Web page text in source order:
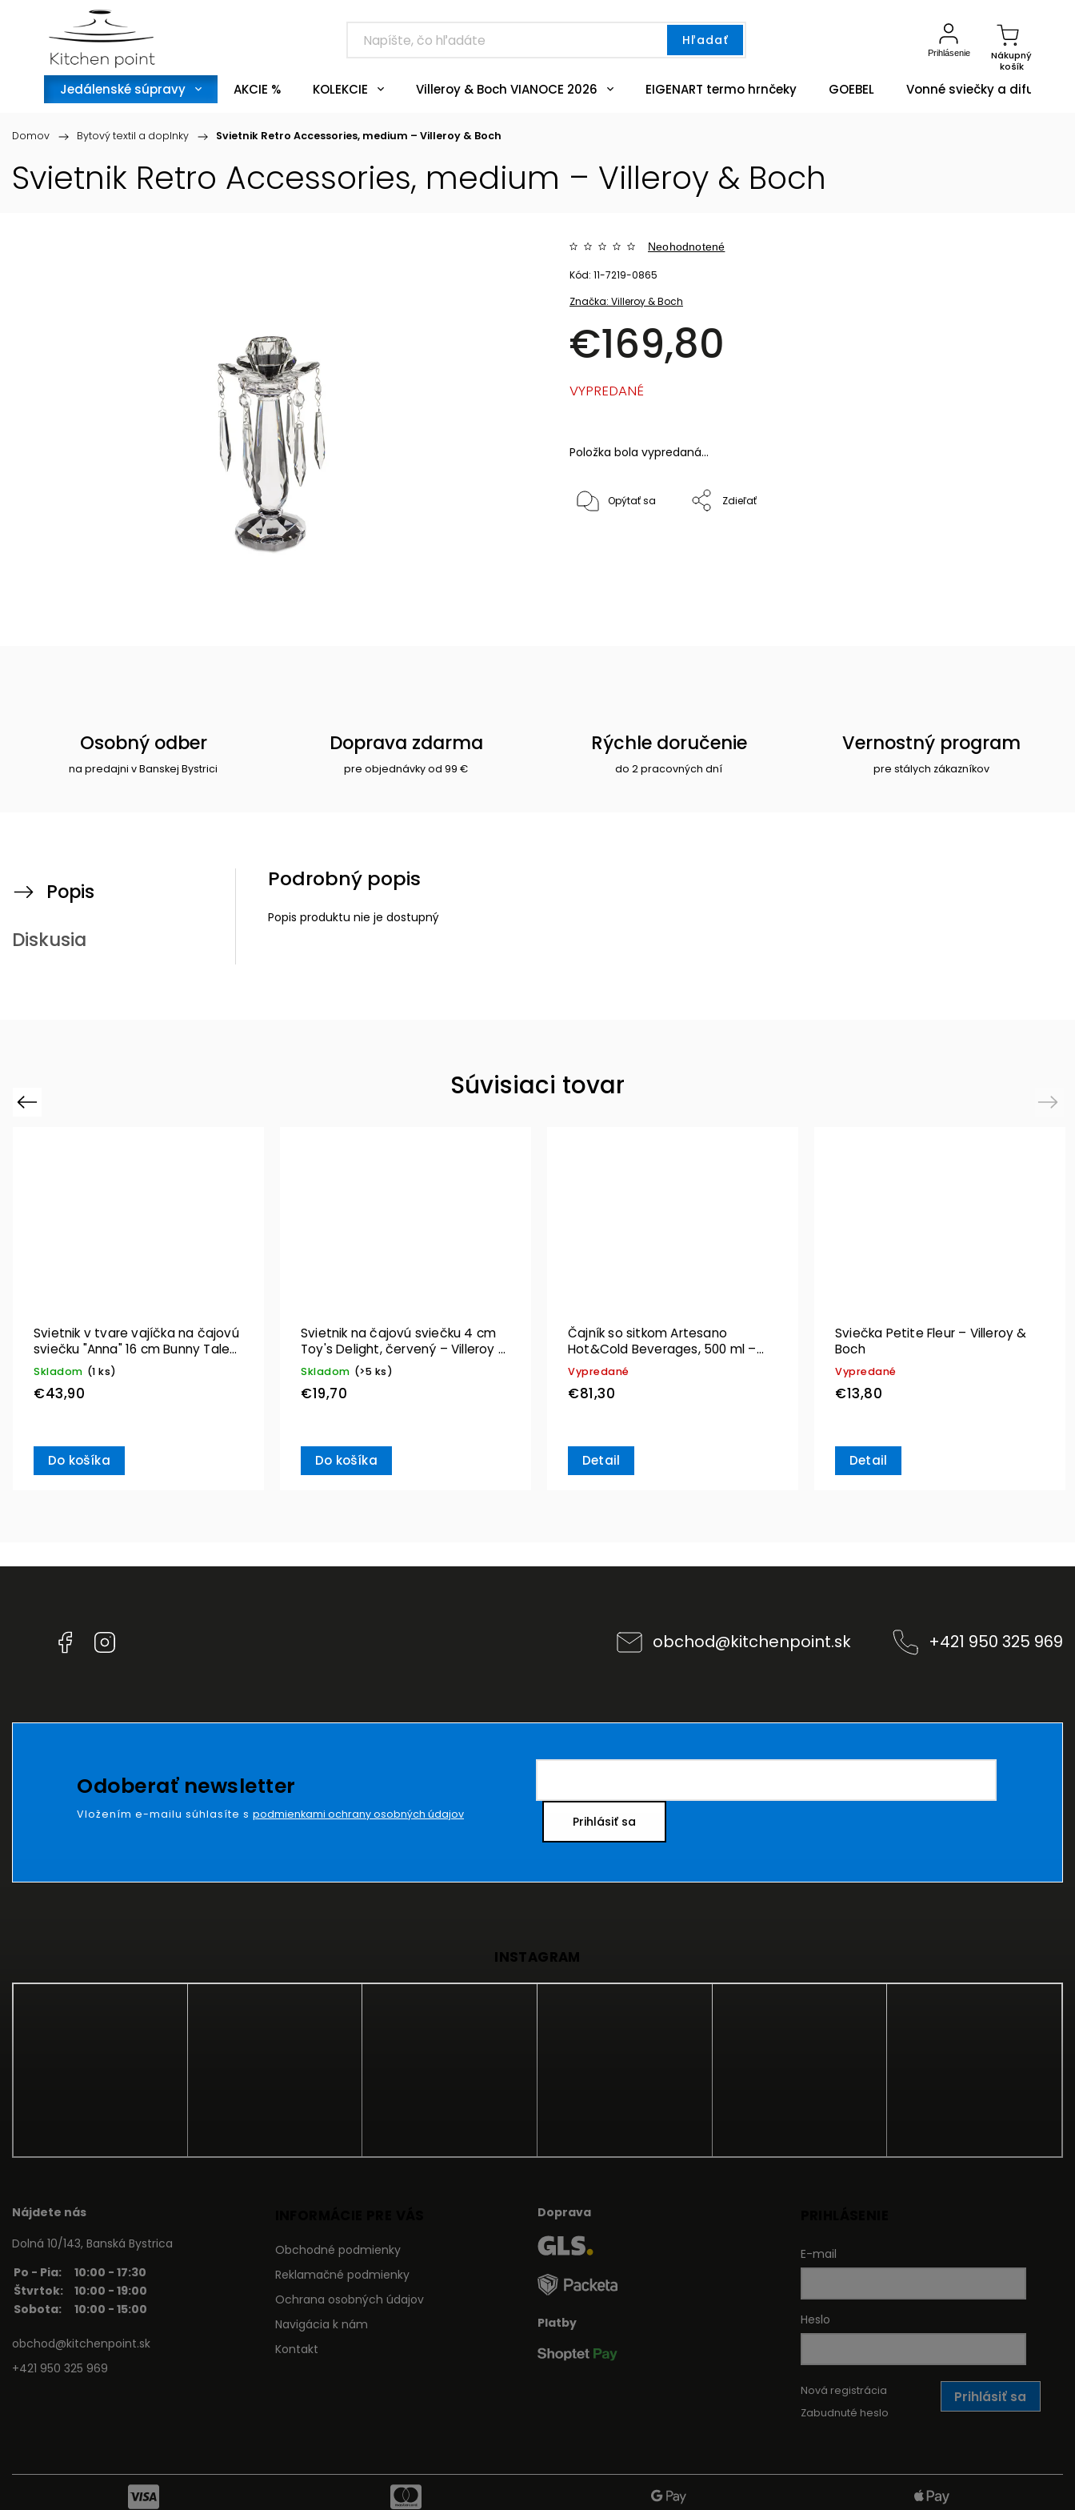
Hľadať
Nákupný
košík
Prihlásenie
Jedálenské súpravy AKCIE % KOLEKCIE Villeroy & Boch VIANOCE 2026 EIGENART termo hrnčeky GOEBEL Vonné sviečky a difuzéry
Domov / Bytový textil a doplnky / Svietnik Retro Accessories, medium – Villeroy & Boch
Svietnik Retro Accessories, medium – Villeroy & Boch
Značka:Villeroy & Boch
Neohodnotené
€169,80
Kód: 11-7219-0865
Položka bola vypredaná…
VYPREDANÉ
Opýtať sa Zdieľať
Osobný odber
na predajni v Banskej Bystrici
Doprava zdarma
pre objednávky od 99 €
Rýchle doručenie
do 2 pracovných dní
Vernostný program
pre stálych zákazníkov
Popis
Diskusia
Podrobný popis
Popis produktu nie je dostupný
Súvisiaci tovar
Previous
Svietnik v tvare vajíčka na čajovú
sviečku "Anna" 16 cm Bunny Tales
– Villeroy & Boch
Skladom (1 ks)
€43,90
Do košíka
Svietnik na čajovú sviečku 4 cm
Toy's Delight, červený – Villeroy &
Boch
Skladom (>5 ks)
€19,70
Do košíka
Čajník so sitkom Artesano
Hot&Cold Beverages, 500 ml –
Villeroy & Boch
Vypredané
€81,30
Detail
Sviečka Petite Fleur – Villeroy &
Boch
Vypredané
€13,80
Detail
Next
Facebook obchod@kitchenpoint.sk +421 950 325 969
Odoberať newsletter
Vložením e-mailu súhlasíte s podmienkami ochrany osobných údajov Prihlásiť sa
INSTAGRAM
Nájdete nás
Dolná 10/143, Banská Bystrica
Po - Pia:
10:00 - 17:30
Štvrtok:
10:00 - 19:00
Sobota:
10:00 - 15:00
obchod@kitchenpoint.sk
+421 950 325 969
Obchodné podmienky
Reklamačné podmienky
Ochrana osobných údajov
Navigácia k nám
Kontakt
Doprava
Platby
E-mail
Heslo
Prihlásiť sa
Nová registrácia
Zabudnuté heslo